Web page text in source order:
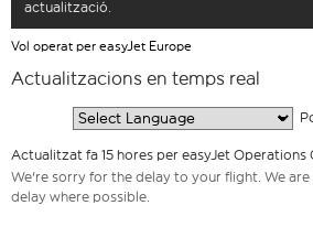
actualització.
Vol operat per easyJet Europe
Actualitzacions en temps real
Actualitzat fa 15 hores per easyJet Operations
We're sorry for the delay to your flight. We
delay where possible.